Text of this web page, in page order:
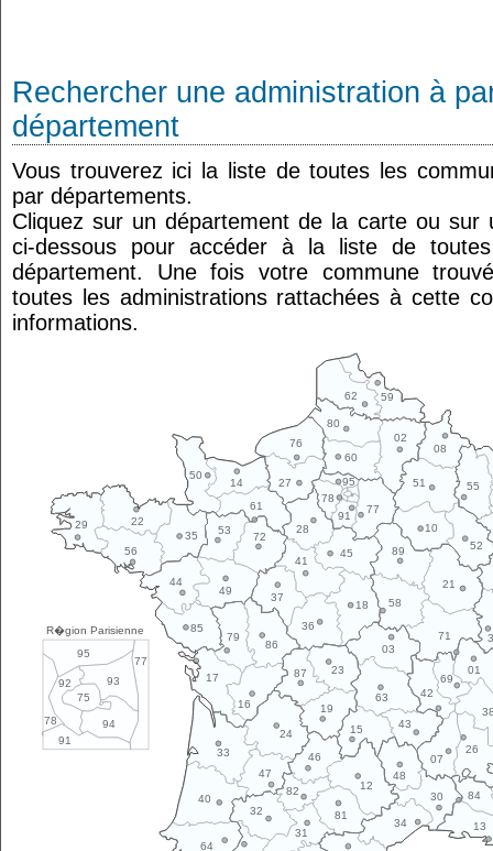
Rechercher une administration à
département
Vous trouverez ici la liste de toutes les
par départements.
Cliquez sur un département de la carte ou sur
ci-dessous pour accéder à la liste de
département. Une fois votre commune
toutes les administrations rattachées à cette
informations.
R�gion Parisienne
77
78
91
95
93
75
94
92
10
12
13
14
15
16
17
18
19
21
22
23
24
26
27
28
29
30
31
32
33
34
35
36
37
40
41
42
43
44
45
46
47
48
49
50
51
52
53
55
56
58
59
60
61
62
63
64
69
01
02
03
07
08
71
72
76
77
78
79
80
81
82 84
85
86
87
89
91
95